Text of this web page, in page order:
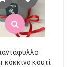
κόκκινο κουτί